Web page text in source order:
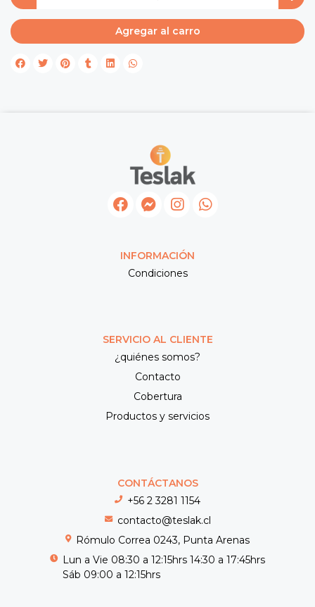
Agregar al carro
INFORMACIÓN
Condiciones
SERVICIO AL CLIENTE
¿quiénes somos?
Contacto
Cobertura
Productos y servicios
CONTÁCTANOS
+56 2 3281 1154
contacto@teslak.cl
Rómulo Correa 0243, Punta Arenas
Lun a Vie 08:30 a 12:15hrs 14:30 a 17:45hrs
Sáb 09:00 a 12:15hrs